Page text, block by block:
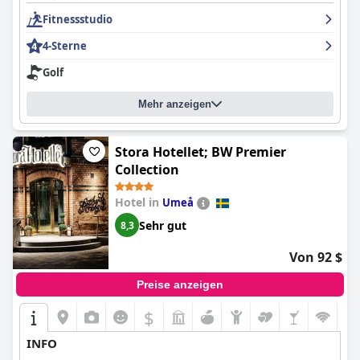
Fitnessstudio
4-Sterne
Golf
Mehr anzeigen
Stora Hotellet; BW Premier
Collection
Hotel in Umeå
8,3 Sehr gut
Von 92 $
Preise anzeigen
$
INFO